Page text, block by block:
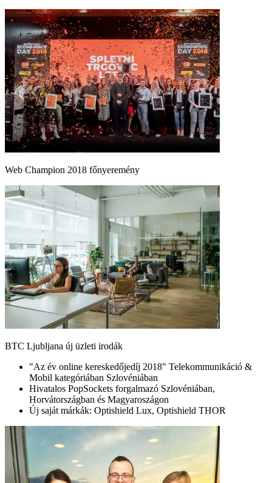
Web Champion 2018 főnyeremény
BTC Ljubljana új üzleti irodák
"Az év online kereskedőjedíj 2018" Telekommunikáció &
Mobil kategóriában Szlovéniában
Hivatalos PopSockets forgalmazó Szlovéniában,
Horvátországban és Magyaroszágon
Új saját márkák: Optishield Lux, Optishield THOR